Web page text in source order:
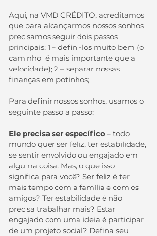
Aqui, na VMD CRÉDITO, acreditamos
que para alcançarmos nossos sonhos
precisamos seguir dois passos
principais: 1 – defini-los muito bem (o
caminho  é mais importante que a
velocidade); 2 – separar nossas
finanças em potinhos;
Para definir nossos sonhos, usamos o
seguinte passo a passo:
Ele precisa ser específico – todo
mundo quer ser feliz, ter estabilidade,
se sentir envolvido ou engajado em
alguma coisa. Mas, o que isso
significa para você? Ser feliz é ter
mais tempo com a família e com os
amigos? Ter estabilidade é não
precisa trabalhar mais? Estar
engajado com uma ideia é participar
de um projeto social? Defina seu